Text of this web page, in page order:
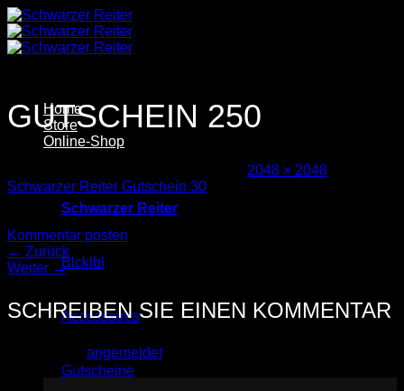
Zum
Inhalt
springen
Home
Store
Online-Shop
Schwarzer Reiter
Blcklbl
Accessoires
Gutscheine
GUTSCHEIN 250
2048 × 2048
Schwarzer Reiter Gutschein 30
Trackbacks sind geschlossen, aber Sie können einen
Kommentar posten
← Zurück
Weiter →
SCHREIBEN SIE EINEN KOMMENTAR
angemeldetsein, um einen Kommentar
abzugeben.